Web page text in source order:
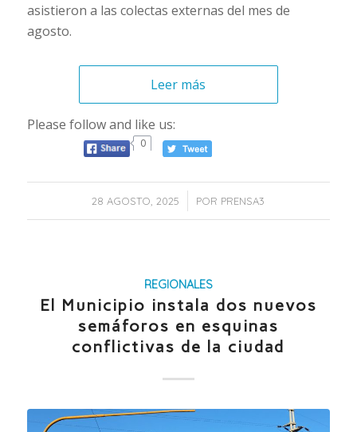
asistieron a las colectas externas del mes de
agosto.
Leer más
Please follow and like us:
0
28 AGOSTO, 2025
/ POR PRENSA3
REGIONALES
El Municipio instala dos nuevos
semáforos en esquinas
conflictivas de la ciudad